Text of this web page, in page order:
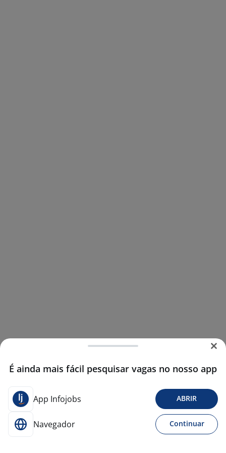
É ainda mais fácil pesquisar vagas no nosso app
App Infojobs ABRIR
Navegador Continuar